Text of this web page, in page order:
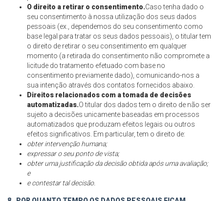
O direito a retirar o consentimento.Caso tenha dado o
seu consentimento à nossa utilização dos seus dados
pessoais (ex., dependemos do seu consentimento como
base legal para tratar os seus dados pessoais), o titular tem
o direito de retirar o seu consentimento em qualquer
momento (a retirada do consentimento não compromete a
licitude do tratamento efetuado com base no
consentimento previamente dado), comunicando-nos a
sua intenção através dos contatos fornecidos abaixo.
Direitos relacionados com a tomada de decisões
automatizadas.O titular dos dados tem o direito de não ser
sujeito a decisões unicamente baseadas em processos
automatizados que produzam efeitos legais ou outros
efeitos significativos. Em particular, tem o direito de:
obter intervenção humana;
expressar o seu ponto de vista;
obter uma justificação da decisão obtida após uma avaliação;
e
e contestar tal decisão.